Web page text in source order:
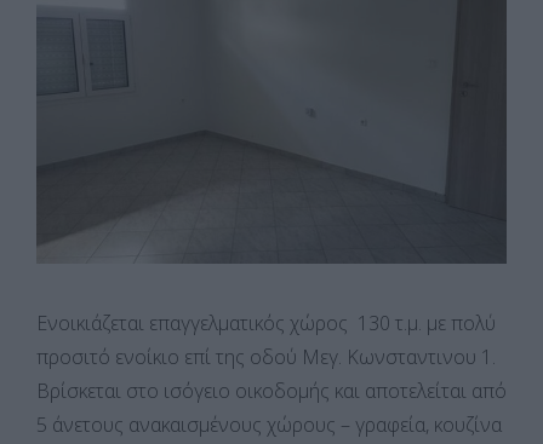
Ενοικιάζεται επαγγελματικός χώρος 130 τ.μ. με πολύ
προσιτό ενοίκιο επί της οδού Μεγ. Κωνσταντινου 1.
Βρίσκεται στο ισόγειο οικοδομής και αποτελείται από
5 άνετους ανακαισμένους χώρους – γραφεία, κουζίνα